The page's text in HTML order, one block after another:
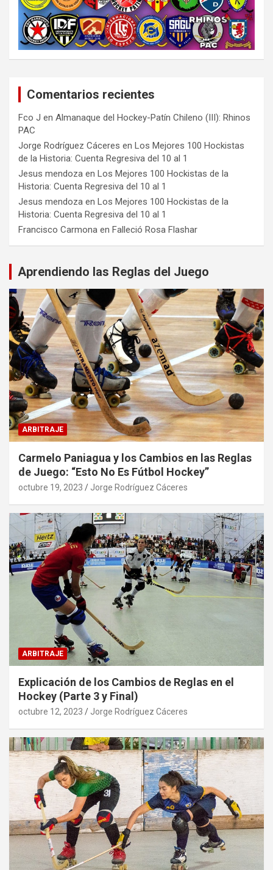
Comentarios recientes
Fco J en Almanaque del Hockey-Patín Chileno (III): Rhinos
PAC
Jorge Rodríguez Cáceres en Los Mejores 100 Hockistas
de la Historia: Cuenta Regresiva del 10 al 1
Jesus mendoza en Los Mejores 100 Hockistas de la
Historia: Cuenta Regresiva del 10 al 1
Jesus mendoza en Los Mejores 100 Hockistas de la
Historia: Cuenta Regresiva del 10 al 1
Francisco Carmona en Falleció Rosa Flashar
Aprendiendo las Reglas del Juego
ARBITRAJE
Carmelo Paniagua y los Cambios en las Reglas
de Juego: “Esto No Es Fútbol Hockey”
octubre 19, 2023 Jorge Rodríguez Cáceres
ARBITRAJE
Explicación de los Cambios de Reglas en el
Hockey (Parte 3 y Final)
octubre 12, 2023 Jorge Rodríguez Cáceres